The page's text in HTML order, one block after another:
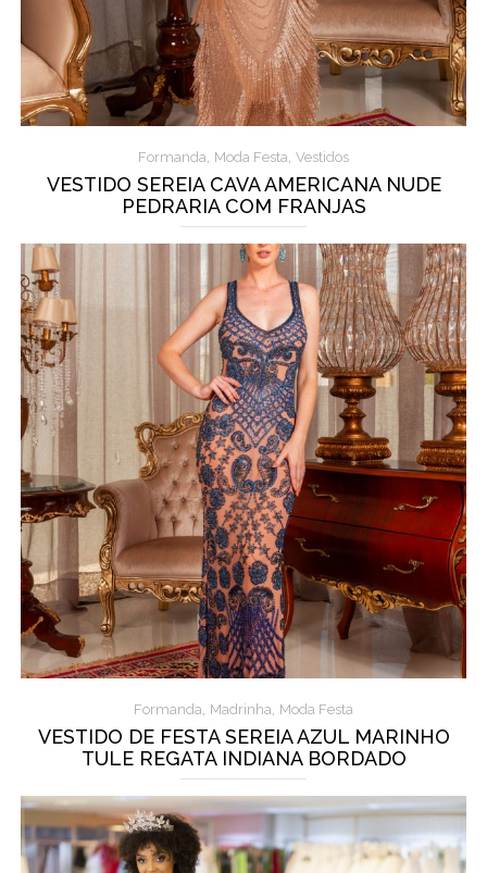
Formanda, Moda Festa, Vestidos
VESTIDO SEREIA CAVA AMERICANA NUDE
PEDRARIA COM FRANJAS
Formanda, Madrinha, Moda Festa
VESTIDO DE FESTA SEREIA AZUL MARINHO
TULE REGATA INDIANA BORDADO